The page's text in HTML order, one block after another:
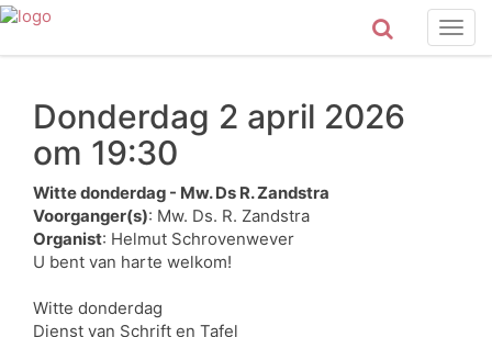
Donderdag 2 april 2026
om 19:30
Witte donderdag - Mw. Ds R. Zandstra
Voorganger(s): Mw. Ds. R. Zandstra
Organist: Helmut Schrovenwever
U bent van harte welkom!
Witte donderdag
Dienst van Schrift en Tafel